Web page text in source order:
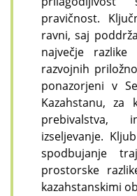
pravičnost.
ravni, saj
največje
razvojnih
ponazorjeni v
Kazahstanu, za
prebivalstva,
izseljevanje.
spodbujanje
prostorske
kazahstanskimi